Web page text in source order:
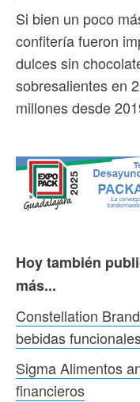
Si bien un poco
confitería fueron
dulces sin
sobresalientes en
millones desde
Hoy también
más...
Constellation
bebidas
Sigma Alimentos
financieros